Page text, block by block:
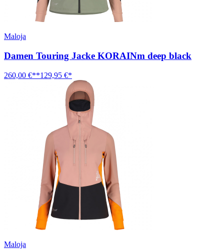
Maloja
Damen Touring Jacke KORAINm deep black
260,00 €**129,95 €*
Maloja